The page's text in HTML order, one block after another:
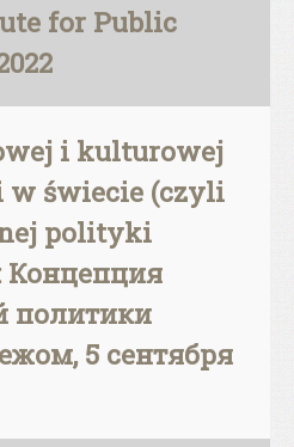
for Public
i kulturowej
w świecie (czyli
polityki
Концепция
политики
5 сентября